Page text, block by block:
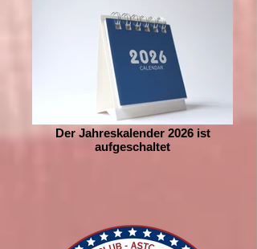
Der Jahreskalender 2026 ist
aufgeschaltet